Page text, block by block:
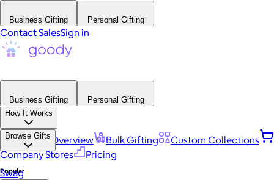
Business Gifting Personal Gifting
Contact SalesSign in
Business Gifting
Personal Gifting
How It Works
Platform Overview Bulk Gifting
Custom Collections
Company Stores
Pricing
Browse Gifts
Popular
Swag